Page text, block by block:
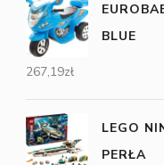
BLUE
267,19zł
LEGO
PERŁA